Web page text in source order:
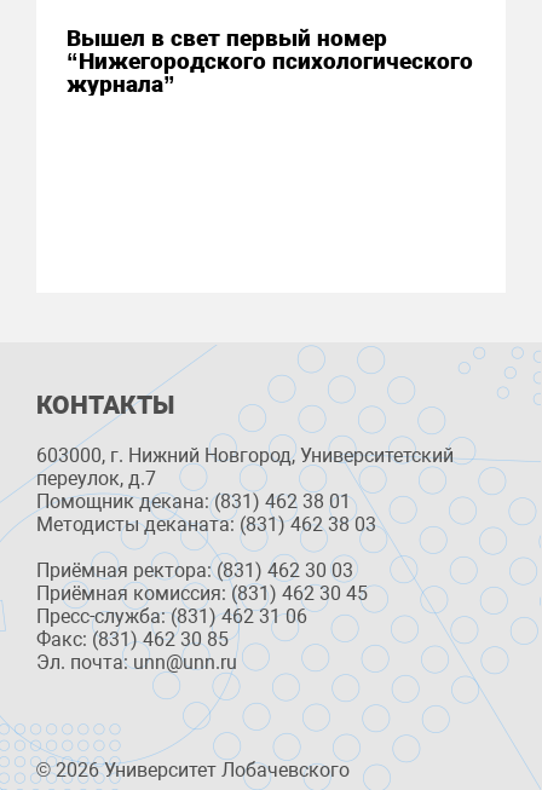
Вышел в свет первый номер
“Нижегородского психологического
журнала”
КОНТАКТЫ
603000, г. Нижний Новгород, Университетский
переулок, д.7
Помощник декана: (831) 462 38 01
Методисты деканата: (831) 462 38 03
Приёмная ректора: (831) 462 30 03
Приёмная комиссия: (831) 462 30 45
Пресс-служба: (831) 462 31 06
Факс: (831) 462 30 85
Эл. почта: unn@unn.ru
© 2026 Университет Лобачевского